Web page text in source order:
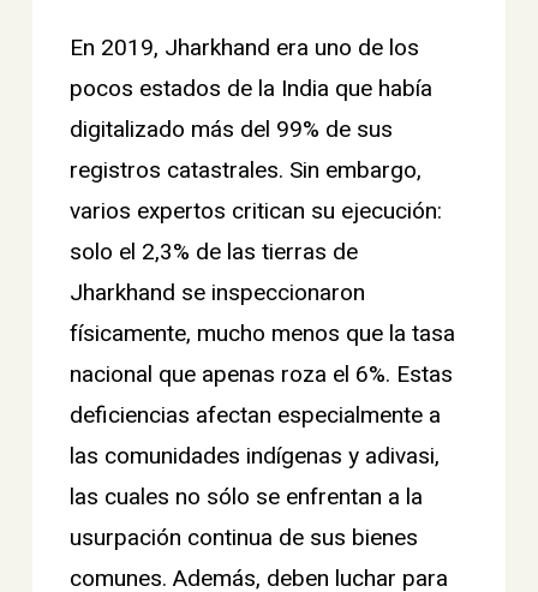
En 2019, Jharkhand era uno de los
pocos estados de la India que había
digitalizado más del 99% de sus
registros catastrales. Sin embargo,
varios expertos critican su ejecución:
solo el 2,3% de las tierras de
Jharkhand se inspeccionaron
físicamente, mucho menos que la tasa
nacional que apenas roza el 6%. Estas
deficiencias afectan especialmente a
las comunidades indígenas y adivasi,
las cuales no sólo se enfrentan a la
usurpación continua de sus bienes
comunes. Además, deben luchar para